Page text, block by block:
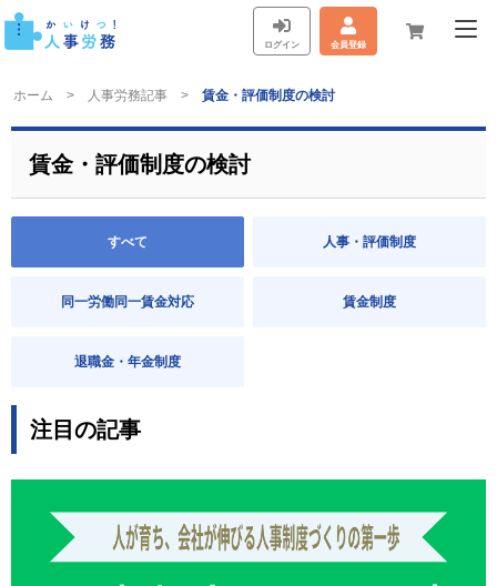
ログイン 会員登録
ホーム 人事労務記事 賃金・評価制度の検討
賃金・評価制度の検討
すべて 人事・評価制度
同一労働同一賃金対応 賃金制度
退職金・年金制度
注目の記事